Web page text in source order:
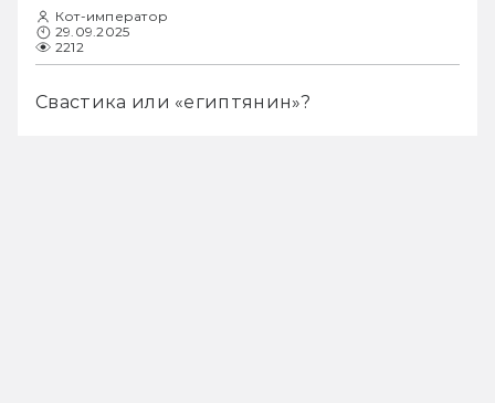
Кот-император
29.09.2025
2212
Свастика или «египтянин»?